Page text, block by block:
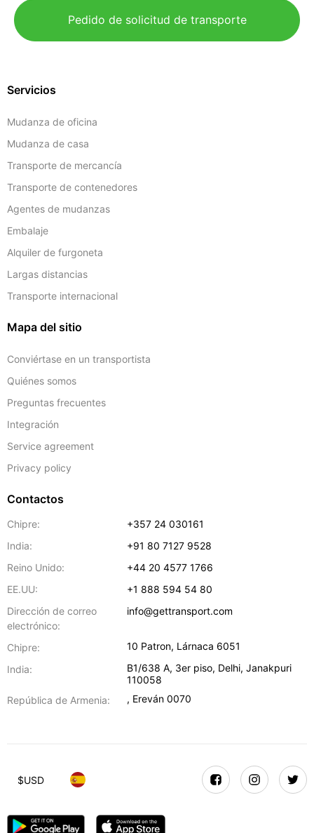
Pedido de solicitud de transporte
Servicios
Mudanza de oficina
Mudanza de casa
Transporte de mercancía
Transporte de contenedores
Agentes de mudanzas
Embalaje
Alquiler de furgoneta
Largas distancias
Transporte internacional
Mapa del sitio
Conviértase en un transportista
Quiénes somos
Preguntas frecuentes
Integración
Service agreement
Privacy policy
Contactos
Chipre:
+357 24 030161
India:
+91 80 7127 9528
Reino Unido:
+44 20 4577 1766
EE.UU:
+1 888 594 54 80
Dirección de correo
electrónico:
info@gettransport.com
Chipre: 10 Patron, Lárnaca 6051
India:
B1/638 A, 3er piso, Delhi,Janakpuri
110058
República de Armenia:
, Ereván 0070
$USD